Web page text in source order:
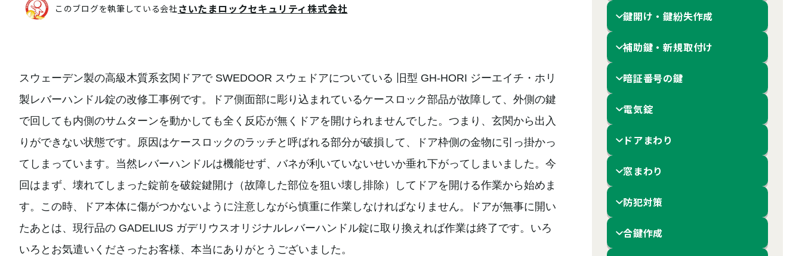
このブログを執筆している会社さいたまロックセキュリティ株式会社
スウェーデン製の高級木質系玄関ドアで SWEDOOR スウェドアについている 旧型 GH-HORI ジーエイチ・ホリ
製レバーハンドル錠の改修工事例です。ドア側面部に彫り込まれているケースロック部品が故障して、外側の鍵
で回しても内側のサムターンを動かしても全く反応が無くドアを開けられませんでした。つまり、玄関から出入
りができない状態です。原因はケースロックのラッチと呼ばれる部分が破損して、ドア枠側の金物に引っ掛かっ
てしまっています。当然レバーハンドルは機能せず、バネが利いていないせいか垂れ下がってしまいました。今
回はまず、壊れてしまった錠前を破錠鍵開け（故障した部位を狙い壊し排除）してドアを開ける作業から始めま
す。この時、ドア本体に傷がつかないように注意しながら慎重に作業しなければなりません。ドアが無事に開い
たあとは、現行品の GADELIUS ガデリウスオリジナルレバーハンドル錠に取り換えれば作業は終了です。いろ
いろとお気遣いくださったお客様、本当にありがとうございました。
鍵開け・鍵紛失作成
補助鍵・新規取付け
暗証番号の鍵
電気錠
ドアまわり
窓まわり
防犯対策
合鍵作成